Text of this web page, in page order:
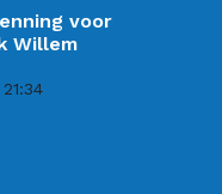
voor
Willem
21:34